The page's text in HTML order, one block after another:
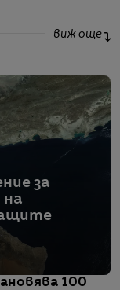
виж още
за
на
100